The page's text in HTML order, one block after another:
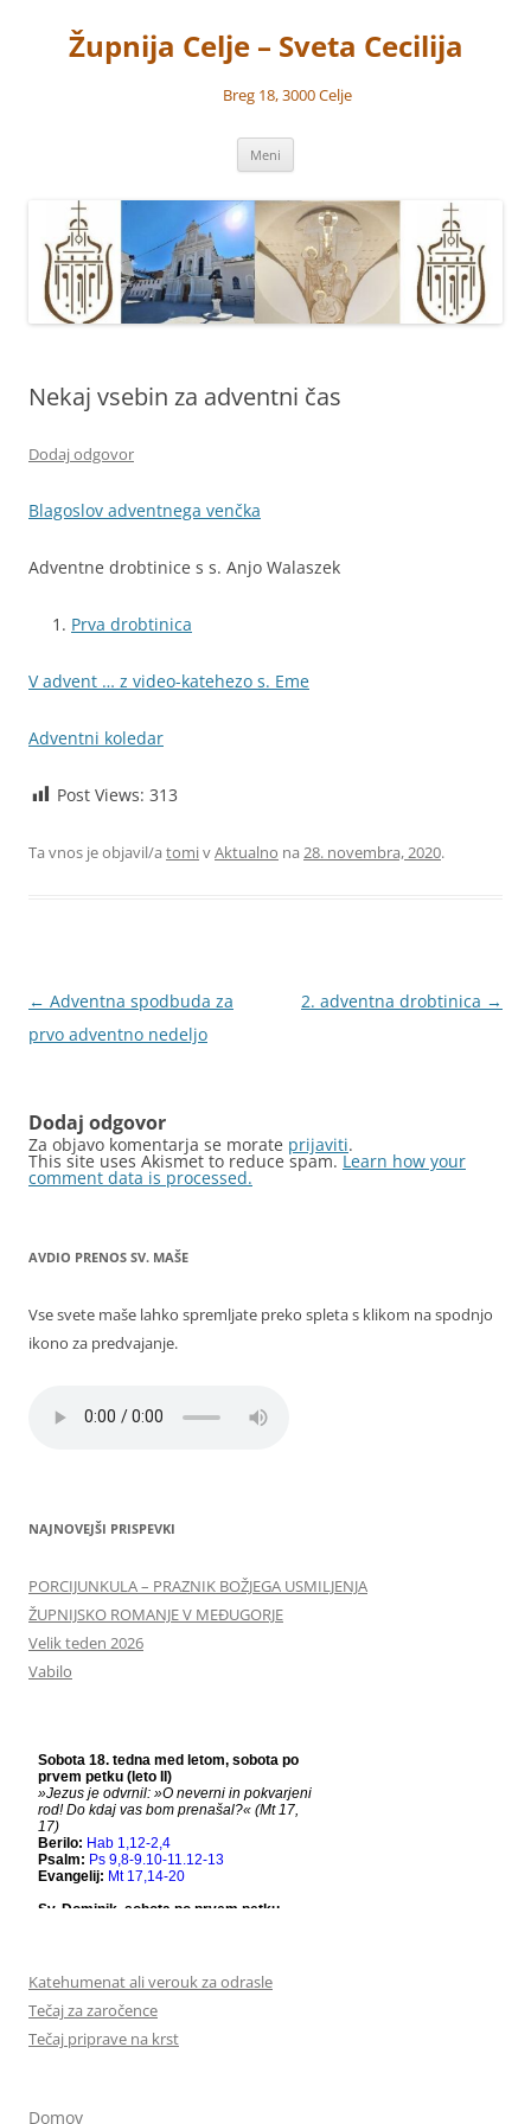
vsebinoŽupnija Celje – Sveta Cecilija
Breg 18, 3000 Celje
Meni
Nekaj vsebin za adventni čas
Dodaj odgovor
Blagoslov adventnega venčka
Adventne drobtinice s s. Anjo Walaszek
Prva drobtinica
V advent … z video-katehezo s. Eme
Adventni koledar
Post Views: 313
Ta vnos je objavil/a tomivAktualno na 28. novembra, 2020.
Krmarjenje
po
← Adventna spodbuda za
prvo adventno nedeljo
2. adventna drobtinica →
Dodaj odgovor
Za objavo komentarja se morate prijaviti.
This site uses Akismet to reduce spam.Learn how your
comment data is processed.
AVDIO PRENOS SV. MAŠE
Vse svete maše lahko spremljate preko spleta s klikom na spodnjo
ikono za predvajanje.
NAJNOVEJŠI PRISPEVKI
PORCIJUNKULA – PRAZNIK BOŽJEGA USMILJENJA
ŽUPNIJSKO ROMANJE V MEĐUGORJE
Velik teden 2026
Vabilo
Katehumenat ali verouk za odrasle
Tečaj za zaročence
Tečaj priprave na krst
Domov